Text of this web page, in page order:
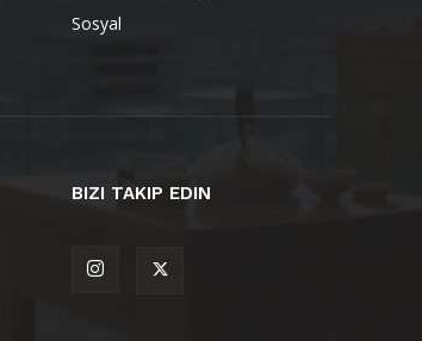
Sosyal
BIZI TAKIP EDIN